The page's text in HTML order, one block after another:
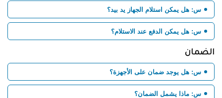
س: هل يمكن استلام الجهاز يد بيد؟
س: هل يمكن الدفع عند الاستلام؟
الضمان
س: هل يوجد ضمان على الأجهزة؟
س: ماذا يشمل الضمان؟